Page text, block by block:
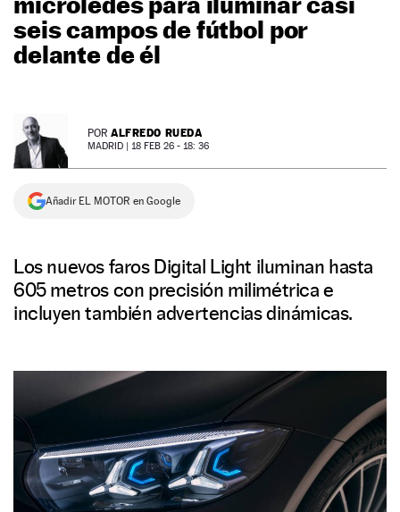
MOTORTV
PREMIOS
SERVICIOS
SÍGUENOS
seis campos de fútbol por
delante de él
POR ALFREDO RUEDA
MADRID | 18 FEB 26 - 18: 36
Añadir EL MOTOR en Google
Los nuevos faros Digital Light iluminan hasta
605 metros con precisión milimétrica e
incluyen también advertencias dinámicas.